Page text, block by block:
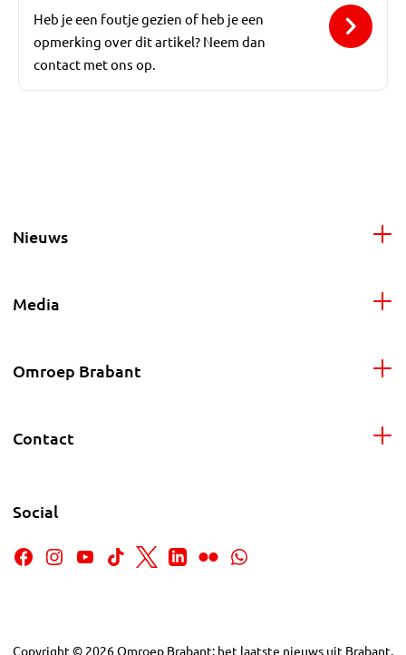
Heb je een foutje gezien of heb je een
opmerking over dit artikel? Neem dan
contact met ons op.
Nieuws
Media
Omroep Brabant
Contact
Social
Copyright © 2026Omroep Brabant: het laatste nieuws uit Brabant,